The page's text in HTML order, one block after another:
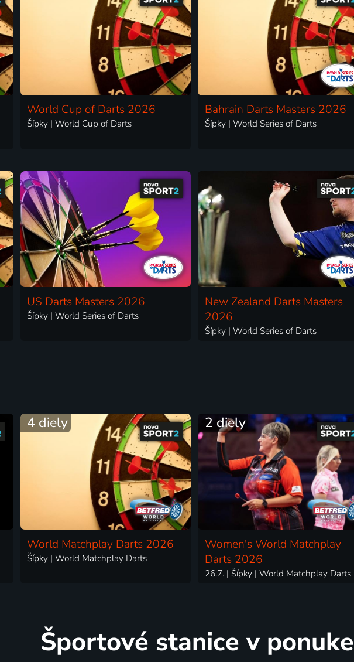
World Cup of Darts 2026
Šípky | World Cup of Darts
Bahrain Darts Masters 2026
Šípky | World Series of Darts
US Darts Masters 2026
Šípky | World Series of Darts
New Zealand Darts Masters
2026
Šípky | World Series of Darts
4 diely
World Matchplay Darts 2026
Šípky | World Matchplay Darts
2 diely
Women's World Matchplay
Darts 2026
26.7. | Šípky | World Matchplay Darts
Športové stanice v ponuke